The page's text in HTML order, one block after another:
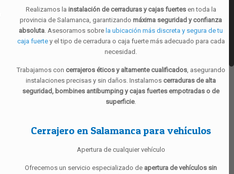
Realizamos la instalación de cerraduras y cajas fuertesen toda la
provincia de Salamanca, garantizando máxima seguridad y confianza
absoluta. Asesoramos sobre la ubicación más discreta y segura de tu
caja fuertey el tipo de cerradura o caja fuerte más adecuado para cada
necesidad.
Trabajamos con cerrajeros éticos y altamente cualificados, asegurando
instalaciones precisas y sin daños. Instalamos cerraduras de alta
seguridad, bombines antibumping y cajas fuertes empotradas o de
superficie.
Cerrajero en Salamanca para vehículos
Apertura de cualquier vehículo
Ofrecemos un servicio especializado de apertura de vehículos sin